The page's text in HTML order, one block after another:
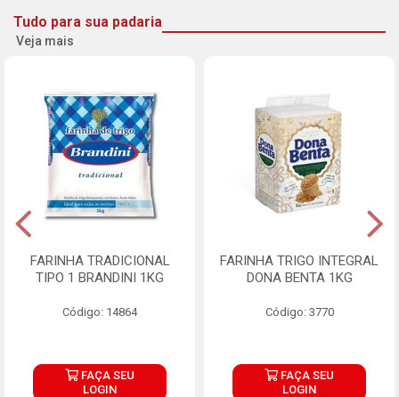
Tudo para sua padaria
Veja mais
FARINHA TRADICIONAL
TIPO 1 BRANDINI 1KG
Código: 14864
FAÇA SEU
LOGIN
FARINHA TRIGO INTEGRAL
DONA BENTA 1KG
Código: 3770
FAÇA SEU
LOGIN